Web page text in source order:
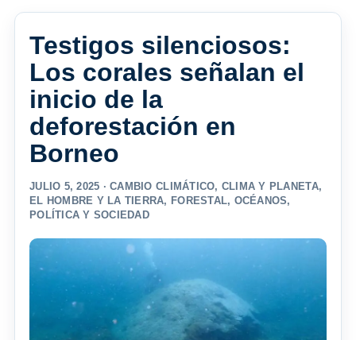
Testigos silenciosos:
Los corales señalan el
inicio de la
deforestación en
Borneo
JULIO 5, 2025 ·CAMBIO CLIMÁTICO, CLIMA Y PLANETA,
EL HOMBRE Y LA TIERRA, FORESTAL, OCÉANOS,
POLÍTICA Y SOCIEDAD